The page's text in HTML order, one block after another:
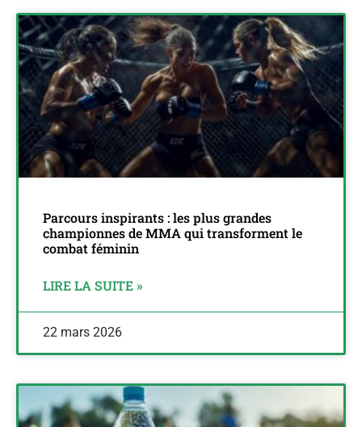
Parcours inspirants : les plus grandes
championnes de MMA qui transforment le
combat féminin
LIRE LA SUITE »
22 mars 2026